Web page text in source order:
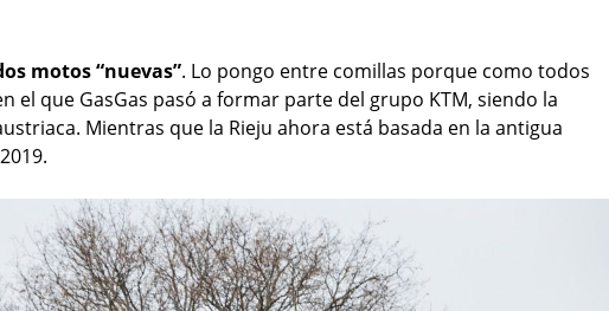
motos “nuevas”. Lo pongo entre comillas porque como todos
el que GasGas pasó a formar parte del grupo KTM, siendo la
Mientras que la Rieju ahora está basada en la antigua